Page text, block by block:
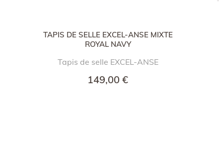
TAPIS DE SELLE EXCEL-ANSE MIXTE
ROYAL NAVY
Tapis de selle EXCEL-ANSE
149,00 €